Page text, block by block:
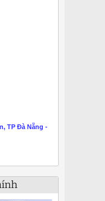
TP Đà Nẵng -